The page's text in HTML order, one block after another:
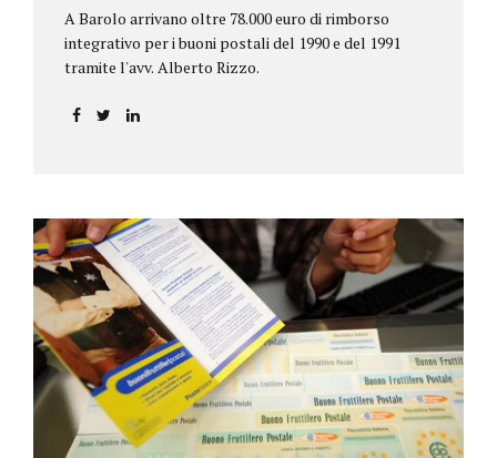
A Barolo arrivano oltre 78.000 euro di rimborso
integrativo per i buoni postali del 1990 e del 1991
tramite l'avv. Alberto Rizzo.